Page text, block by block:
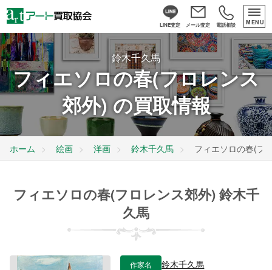
LINE査定 メール査定 電話相談 MENU
鈴木千久馬
フィエソロの春(フロレンス
郊外) の買取情報
ホーム 絵画 洋画 鈴木千久馬 フィエソロの春(フ
フィエソロの春(フロレンス郊外) 鈴木千
久馬
作家名 鈴木千久馬